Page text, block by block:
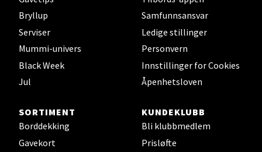
Bryllup
Serviser
Mummi-univers
Black Week
Jul
Samfunnsansvar
Ledige stillinger
Personvern
Innstillinger for Cookies
Åpenhetsloven
SORTIMENT
Borddekking
Gavekort
KUNDEKLUBB
Bli klubbmedlem
Prisløfte
0 i butikk
Steinkjer - Thon Senter Steinkjer
Sjøfartsgata 2, 7714 Steinkjer
Åpent i dag 10-20